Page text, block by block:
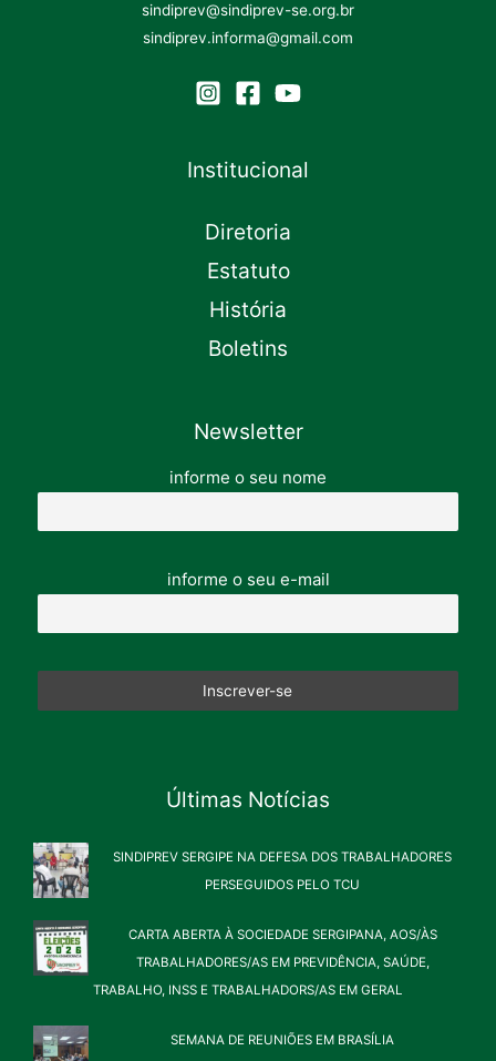
sindiprev@sindiprev-se.org.br
sindiprev.informa@gmail.com
Institucional
Diretoria
Estatuto
História
Boletins
Newsletter
informe o seu nome
informe o seu e-mail
Últimas Notícias
SINDIPREV SERGIPE NA DEFESA DOS TRABALHADORES
PERSEGUIDOS PELO TCU
CARTA ABERTA À SOCIEDADE SERGIPANA, AOS/ÀS
TRABALHADORES/AS EM PREVIDÊNCIA, SAÚDE,
TRABALHO, INSS E TRABALHADORS/AS EM GERAL
SEMANA DE REUNIÕES EM BRASÍLIA